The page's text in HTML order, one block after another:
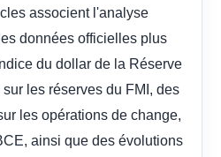
associent l'analyse
données officielles plus
du dollar de la Réserve
les réserves du FMI, des
les opérations de change,
ainsi que des évolutions